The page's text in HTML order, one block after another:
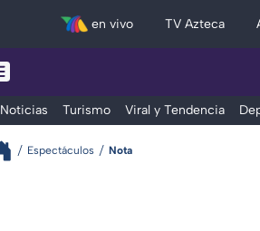
en vivo TV Azteca
Noticias Turismo Viral y Tendencia
Espectáculos Nota